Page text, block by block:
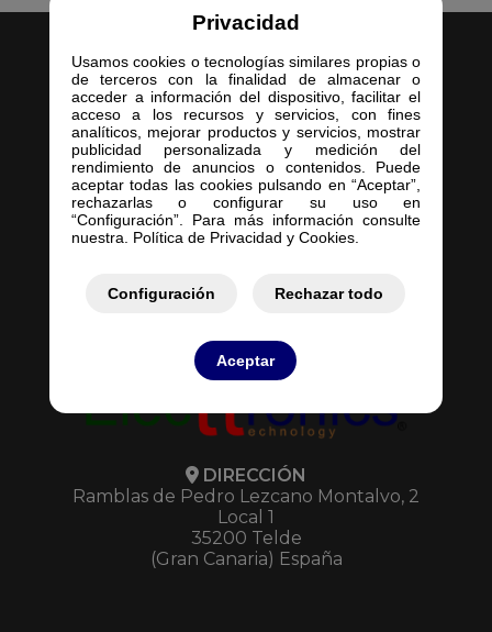
Privacidad
Usamos cookies o tecnologías similares propias o
de terceros con la finalidad de almacenar o
acceder a información del dispositivo, facilitar el
acceso a los recursos y servicios, con fines
analíticos, mejorar productos y servicios, mostrar
publicidad personalizada y medición del
rendimiento de anuncios o contenidos. Puede
aceptar todas las cookies pulsando en “Aceptar”,
rechazarlas o configurar su uso en
“Configuración”. Para más información consulte
nuestra. Política de Privacidad y Cookies.
Configuración Rechazar todo
Aceptar
Inicio
Empresa
Servicios
Contacto
Mis Pedidos
DIRECCIÓN
Ramblas de Pedro Lezcano Montalvo, 2
Local 1
35200 Telde
(Gran Canaria) España